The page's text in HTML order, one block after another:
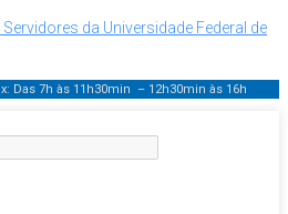
da Universidade Federal de
Das 7h às 11h30min – 12h30min às 16h